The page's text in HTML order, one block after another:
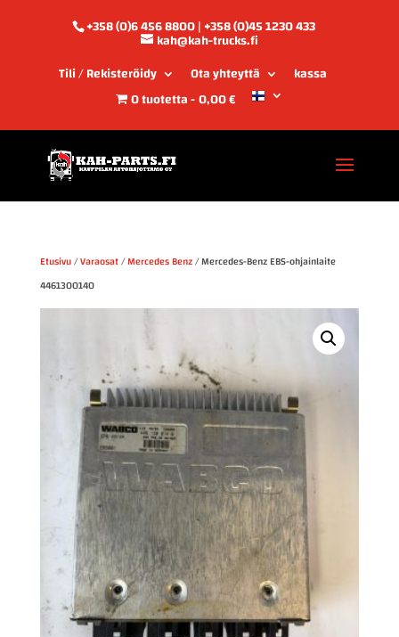
+358 (0)6 456 8800 | +358 (0)45 1230 433
kah@kah-trucks.fi
Tili / Rekisteröidy
Ota yhteyttä
kassa
0 tuotetta 0,00 €
Etusivu/Varaosat/Mercedes Benz/ Mercedes-Benz EBS-ohjainlaite
4461300140